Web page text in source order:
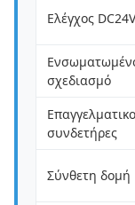
Ελέγχος DC24V
σχεδιασμό
συνδετήρες
Σύνθετη δομή